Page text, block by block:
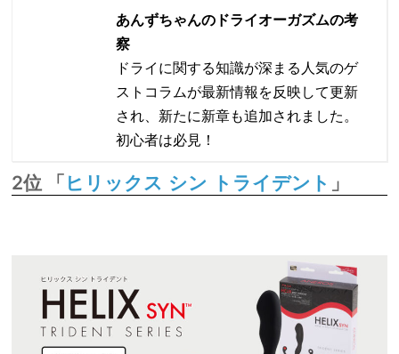
あんずちゃんのドライオーガズムの考
察
ドライに関する知識が深まる人気のゲ
ストコラムが最新情報を反映して更新
され、新たに新章も追加されました。
初心者は必見！
2位 「 ヒリックス シン トライデント 」